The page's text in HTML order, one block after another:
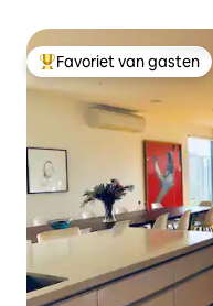
trekt u de jaloezieën, sluit u
en onnodige deuren en stelt u de
koeling in op 10 °C onder
buitentemperatuur.
Topfavoriet van gasten
Favoriet van gasten